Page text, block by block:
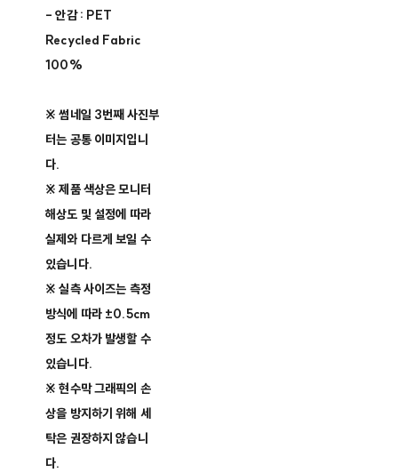
- 안감 : PET
Recycled Fabric
100%
※ 썸네일 3번째 사진부
터는 공통 이미지입니
다.
※ 제품 색상은 모니터
해상도 및 설정에 따라
실제와 다르게 보일 수
있습니다.
※ 실측 사이즈는 측정
방식에 따라 ±0.5cm
정도 오차가 발생할 수
있습니다.
※ 현수막 그래픽의 손
상을 방지하기 위해 세
탁은 권장하지 않습니
다.